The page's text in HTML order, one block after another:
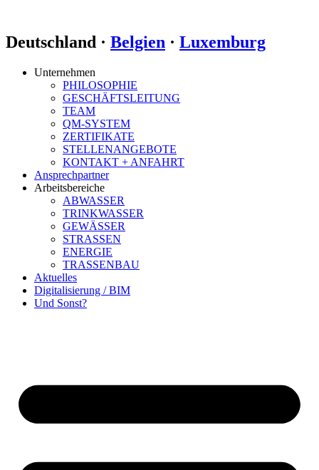
Deutschland · Belgien · Luxemburg
Unternehmen
PHILOSOPHIE
GESCHÄFTSLEITUNG
TEAM
QM-SYSTEM
ZERTIFIKATE
STELLENANGEBOTE
KONTAKT + ANFAHRT
Ansprechpartner
Arbeitsbereiche
ABWASSER
TRINKWASSER
GEWÄSSER
STRASSEN
ENERGIE
TRASSENBAU
Aktuelles
Digitalisierung / BIM
Und Sonst?